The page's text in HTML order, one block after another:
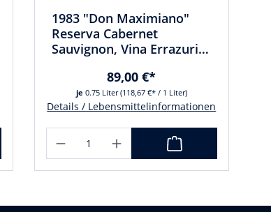
1983 "Don Maximiano"
Reserva Cabernet
Sauvignon, Vina Errazuriz,
je 0.75 Liter(118,67 €* / 1 Liter)
89,00 €*
Details / Lebensmittelinformationen